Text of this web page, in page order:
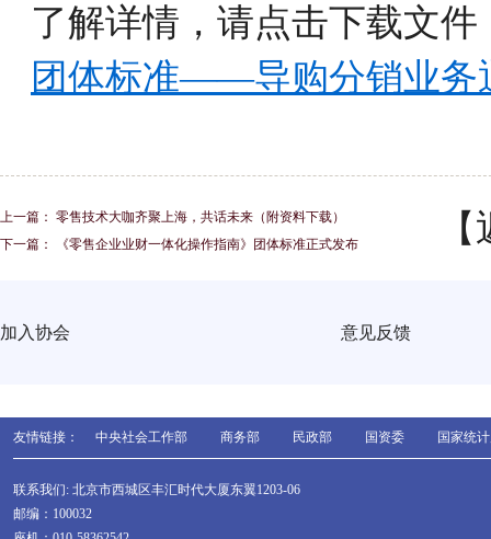
了解详情，请点击下载文件
团体标准——导购分销业务
上一篇： 零售技术大咖齐聚上海，共话未来（附资料下载）
下一篇：
《零售企业业财一体化操作指南》团体标准正式发布
加入协会 意见反馈
友情链接： 中央社会工作部 商务部 民政部 国资委 国家统
联系我们: 北京市西城区丰汇时代大厦东翼1203-06
邮编：100032